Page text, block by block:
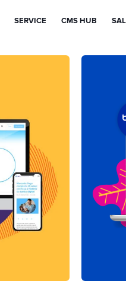
SERVICE CMS HUB